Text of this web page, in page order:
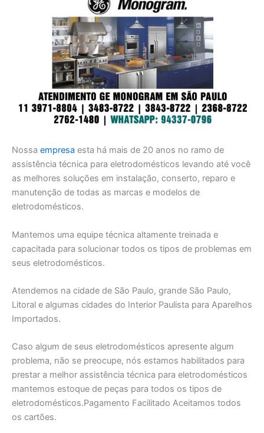
Nossa empresa esta há mais de 20 anos no ramo de
assistência técnica para eletrodomésticos levando até você
as melhores soluções em instalação, conserto, reparo e
manutenção de todas as marcas e modelos de
eletrodomésticos.
Mantemos uma equipe técnica altamente treinada e
capacitada para solucionar todos os tipos de problemas em
seus eletrodomésticos.
Atendemos na cidade de São Paulo, grande São Paulo,
Litoral e algumas cidades do Interior Paulista para Aparelhos
Importados.
Caso algum de seus eletrodomésticos apresente algum
problema, não se preocupe, nós estamos habilitados para
prestar a melhor assistência técnica para eletrodomésticos
mantemos estoque de peças para todos os tipos de
eletrodomésticos.Pagamento Facilitado Aceitamos todos
os cartões.